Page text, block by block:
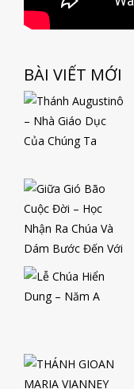
BÀI VIẾT MỚI